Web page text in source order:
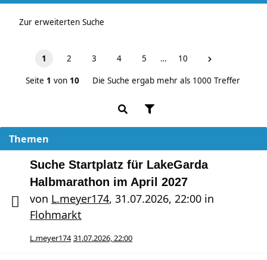
Zur erweiterten Suche
1 2 3 4 5 … 10
Seite 1 von 10 Die Suche ergab mehr als 1000 Treffer
Themen
Suche Startplatz für LakeGarda
Halbmarathon im April 2027
von L.meyer174, 31.07.2026, 22:00 in
Flohmarkt
L.meyer174 31.07.2026, 22:00